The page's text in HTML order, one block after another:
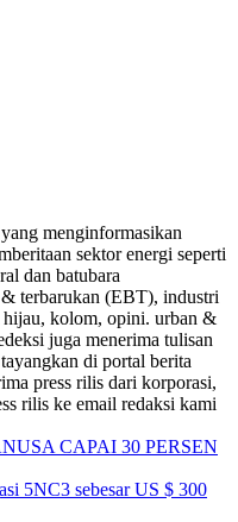
menginformasikan
sektor energi seperti
dan batubara
terbarukan (EBT), industri
kolom, opini. urban &
juga menerima tulisan
di portal berita
press rilis dari korporasi,
rilis ke email redaksi kami
CAPAI 30 PERSEN
5NC3 sebesar US $ 300